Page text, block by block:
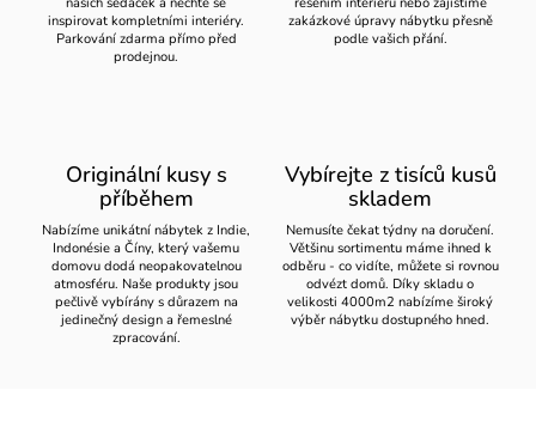
inspirovat kompletními interiéry.
Parkování zdarma přímo před
prodejnou.
zakázkové úpravy nábytku přesně
podle vašich přání.
Originální kusy s
příběhem
Nabízíme unikátní nábytek z Indie,
Indonésie a Číny, který vašemu
domovu dodá neopakovatelnou
atmosféru. Naše produkty jsou
pečlivě vybírány s důrazem na
jedinečný design a řemeslné
zpracování.
Vybírejte z tisíců kusů
skladem
Nemusíte čekat týdny na doručení.
Většinu sortimentu máme ihned k
odběru - co vidíte, můžete si rovnou
odvézt domů. Díky skladu o
velikosti 4000m2 nabízíme široký
výběr nábytku dostupného hned.